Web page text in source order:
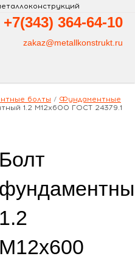
+7(343) 364-64-10
zakaz@metallkonstrukt.ru
болты / Фундаментные
1.2 М12х600 ГОСТ 24379.1
Болт
1.2
М12х600